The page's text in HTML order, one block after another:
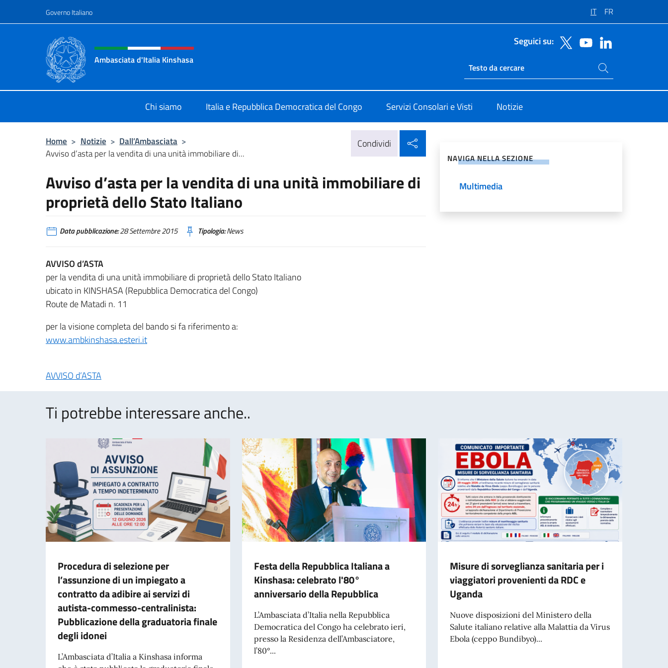
Governo Italiano IT FR
Intestazione sito, social e menù
Ambasciata d'Italia Kinshasa
Seguici su:
Ricerca sito live
Cerca nel sito
Chi siamo Italia e Repubblica Democratica del Congo Servizi Consolari e Visti Notizie
Home > Notizie > Dall’Ambasciata >
Avviso d’asta per la vendita di una unità immobiliare di...
Condividi
Avviso d’asta per la vendita di una unità immobiliare di
proprietà dello Stato Italiano
Data pubblicazione:28 Settembre 2015 Tipologia:News
AVVISO d’ASTA
per la vendita di una unità immobiliare di proprietà dello Stato Italiano
ubicato in KINSHASA (Repubblica Democratica del Congo)
Route de Matadi n. 11
per la visione completa del bando si fa riferimento a:
www.ambkinshasa.esteri.it
AVVISO d’ASTA
NAVIGA NELLA SEZIONE
Multimedia
Ti potrebbe interessare anche..
Procedura di selezione per
l’assunzione di un impiegato a
contratto da adibire ai servizi di
autista-commesso-centralinista:
Pubblicazione della graduatoria finale
degli idonei
L’Ambasciata d’Italia a Kinshasa informa
Festa della Repubblica Italiana a
Kinshasa: celebrato l'80°
anniversario della Repubblica
L’Ambasciata d’Italia nella Repubblica
Democratica del Congo ha celebrato ieri,
presso la Residenza dell’Ambasciatore,
l’80°...
Misure di sorveglianza sanitaria per i
viaggiatori provenienti da RDC e
Uganda
Nuove disposizioni del Ministero della
Salute italiano relative alla Malattia da Virus
Ebola (ceppo Bundibyo)...